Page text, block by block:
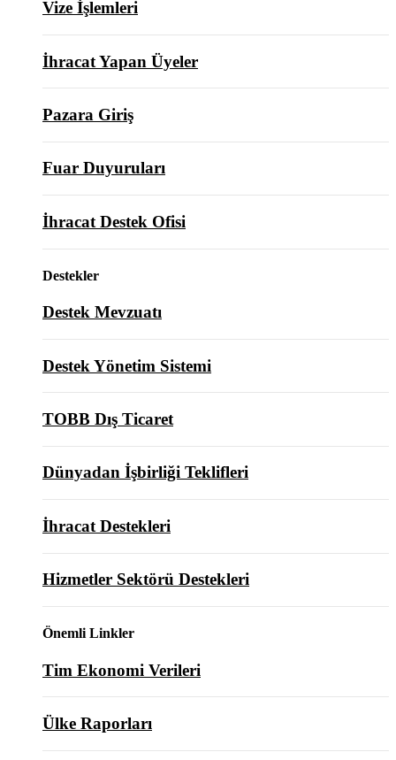
Vize İşlemleri
İhracat Yapan Üyeler
Pazara Giriş
Fuar Duyuruları
İhracat Destek Ofisi
Destekler
Destek Mevzuatı
Destek Yönetim Sistemi
TOBB Dış Ticaret
Dünyadan İşbirliği Teklifleri
İhracat Destekleri
Hizmetler Sektörü Destekleri
Önemli Linkler
Tim Ekonomi Verileri
Ülke Raporları